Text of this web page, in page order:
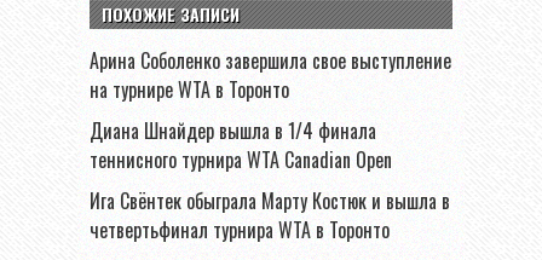
ПОХОЖИЕ ЗАПИСИ
Арина Соболенко завершила свое выступление
на турнире WTA в Торонто
Диана Шнайдер вышла в 1/4 финала
теннисного турнира WTA Canadian Open
Ига Свёнтек обыграла Марту Костюк и вышла в
четвертьфинал турнира WTA в Торонто